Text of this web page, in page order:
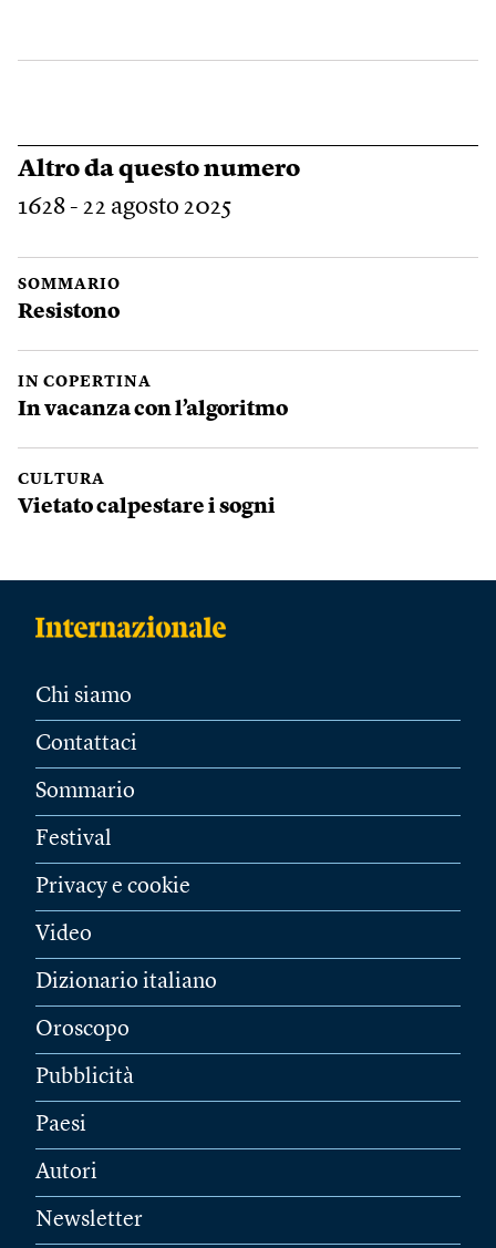
Altro da questo numero
1628 - 22 agosto 2025
SOMMARIO
Resistono
IN COPERTINA
In vacanza con l’algoritmo
CULTURA
Vietato calpestare i sogni
Chi siamo
Contattaci
Sommario
Festival
Privacy e cookie
Video
Dizionario italiano
Oroscopo
Pubblicità
Paesi
Autori
Newsletter